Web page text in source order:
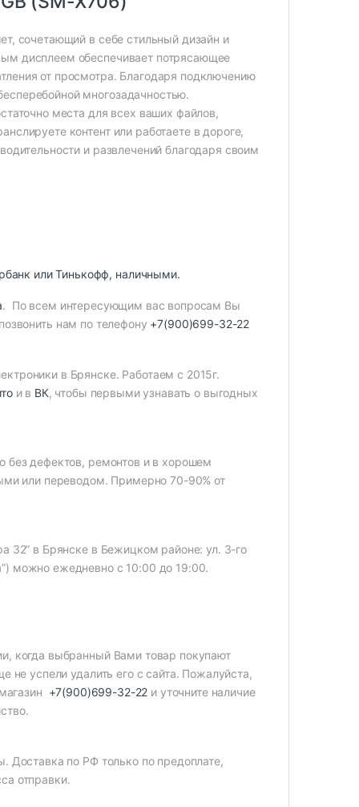
сочетающий в себе стильный дизайн и
дисплеем обеспечивает потрясающее
от просмотра. Благодаря подключению
многозадачностью.
места для всех ваших файлов,
контент или работаете в дороге,
и развлечений благодаря своим
или Тинькофф, наличными.
. По всем интересующим вас вопросам Вы
нам по телефону +7(900)699-32-22
в Брянске. Работаем с 2015г.
и в ВК, чтобы первыми узнавать о выгодных
без дефектов, ремонтов и в хорошем
или переводом. Примерно 70-90% от
32” в Брянске в Бежицком районе: ул. 3-го
можно ежедневно с 10:00 до 19:00.
когда выбранный Вами товар покупают
успели удалить его с сайта. Пожалуйста,
+7(900)699-32-22 и уточните наличие
Доставка по РФ только по предоплате,
отправки.